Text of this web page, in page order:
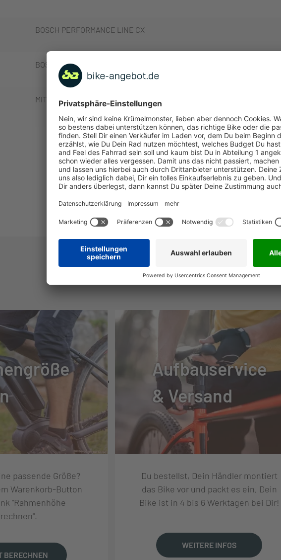
BOSCH PERFORMANCE LINE CX
BOSCH
MITTELMOTOR
BOSCH PRUION 200
SCHEIBENBREMSE
SHIMANO MT200
FREILAUF
KETTENSCHALTUNG
SHIMANO
SHIMANO CUES U4000
SHIMANO CUES U4000-9
9
FSA CK-220 WIDE E-BIKE FORGED CRANKSET
MEHR ANZEIGEN
NÜTZLICHE INFOS
passende Größe?
Warenkorb-Button
"Rahmenhöhe
BERECHNEN
Aufbauservice
& Versand
Du bestellst, Dein Händler montiert
das Bike vor und packt es ein, Dein
Bike ist in 4 bis 6 Werktagen bei Dir!
WEITERE INFOS